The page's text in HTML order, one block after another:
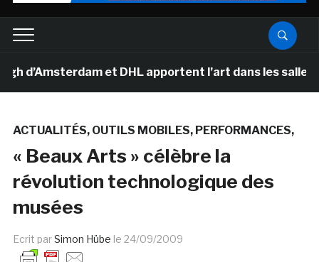
et DHL apportent l’art dans les salles de
ACTUALITÉS OUTILS MOBILES PERFORMANCES
« Beaux Arts » célèbre la
révolution technologique des
musées
Ecrit parSimon Hübe le 24/09/2009